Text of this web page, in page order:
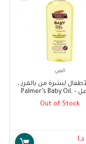
البيبي
لبشرة من بالمرز ،
150 مل – Palmer’s Baby Oil,
150ml Pump Bottle
Out of Stock
د.ا